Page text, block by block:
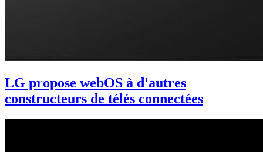
LG propose webOS à d'autres
constructeurs de télés connectées